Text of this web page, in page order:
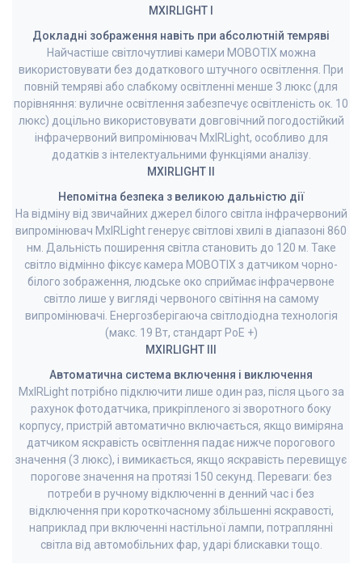
MXIRLIGHT I
Докладні зображення навіть при абсолютній темряві
Найчастіше світлочутливі камери MOBOTIX можна
використовувати без додаткового штучного освітлення. При
повній темряві або слабкому освітленні менше 3 люкс (для
порівняння: вуличне освітлення забезпечує освітленість ок. 10
люкс) доцільно використовувати довговічний погодостійкий
інфрачервоний випромінювач MxIRLight, особливо для
додатків з інтелектуальними функціями аналізу.
MXIRLIGHT II
Непомітна безпека з великою дальністю дії
На відміну від звичайних джерел білого світла інфрачервоний
випромінювач MxIRLight генерує світлові хвилі в діапазоні 860
нм. Дальність поширення світла становить до 120 м. Таке
світло відмінно фіксує камера MOBOTIX з датчиком чорно-
білого зображення, людське око сприймає інфрачервоне
світло лише у вигляді червоного світіння на самому
випромінювачі. Енергозберігаюча світлодіодна технологія
(макс. 19 Вт, стандарт PoE +)
MXIRLIGHT III
Автоматична система включення і виключення
MxIRLight потрібно підключити лише один раз, після цього за
рахунок фотодатчика, прикріпленого зі зворотного боку
корпусу, пристрій автоматично включається, якщо виміряна
датчиком яскравість освітлення падає нижче порогового
значення (3 люкс), і вимикається, якщо яскравість перевищує
порогове значення на протязі 150 секунд. Переваги: ​​без
потреби в ручному відключенні в денний час і без
відключення при короткочасному збільшенні яскравості,
наприклад при включенні настільної лампи, потраплянні
світла від автомобільних фар, ударі блискавки тощо.